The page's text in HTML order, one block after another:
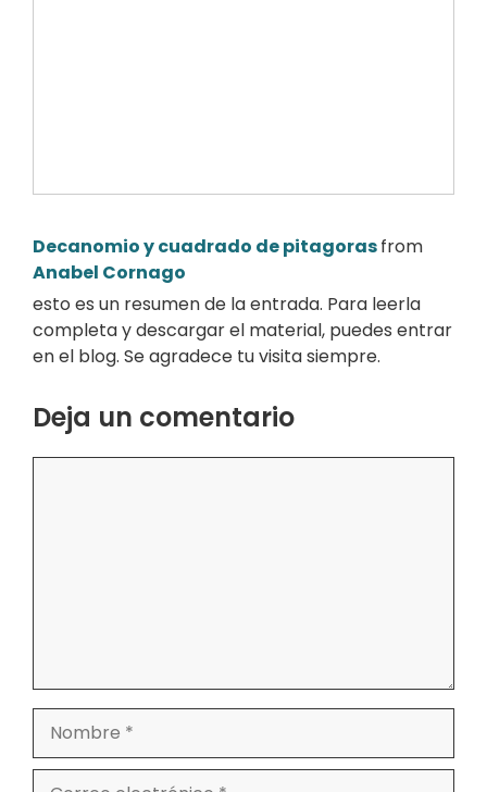
Decanomio y cuadrado de pitagorasfrom
Anabel Cornago
esto es un resumen de la entrada. Para leerla
completa y descargar el material, puedes entrar
en el blog. Se agradece tu visita siempre.
Deja un comentario
Nombre